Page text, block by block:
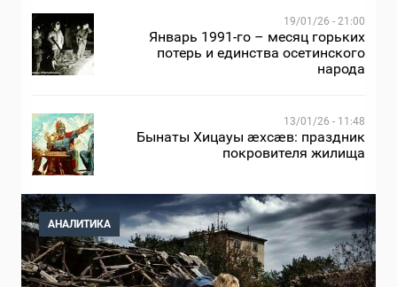
19/01/26 - 21:00
Январь 1991-го – месяц горьких
потерь и единства осетинского
народа
13/01/26 - 11:48
Бынаты Хицауы æхсæв: праздник
покровителя жилища
АНАЛИТИКА